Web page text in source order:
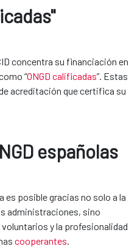
concentra su financiación en
“ONGD calificadas”. Estas
acreditación que certifica su
españolas
es posible gracias no solo a la
administraciones, sino
y la profesionalidad
cooperantes.